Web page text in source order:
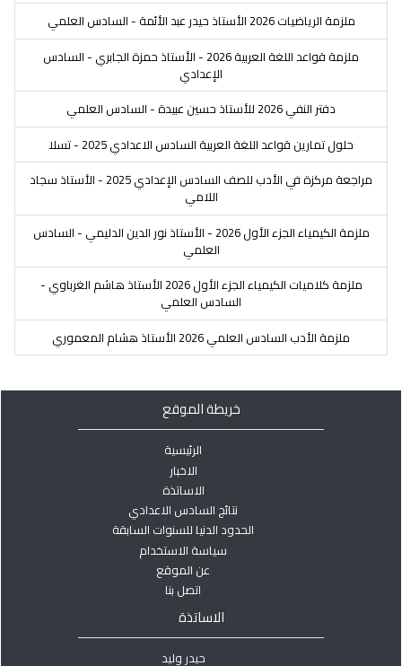
ملزمة الرياضيات 2026 الأستاذ حيدر عبد الأئمة - السادس العلمي
ملزمة قواعد اللغة العربية 2026 - الأستاذ حمزة الجابري - السادس
الإعدادي
دفتر النفي 2026 للأستاذ حسين عبيدة - السادس العلمي
حلول تمارين قواعد اللغة العربية السادس الاعدادي 2025 - تسلا
مراجعة مركزة في الأدب للصف السادس الإعدادي 2025 - الأستاذ سجاد
اللامي
ملزمة الكيمياء الجزء الأول 2026 - الأستاذ نور الدين الدليمي - السادس
العلمي
ملزمة كلاميات الكيمياء الجزء الأول 2026 الأستاذ هاشم الغرباوي -
السادس العلمي
ملزمة الأدب السادس العلمي 2026 الأستاذ هشام المعموري
خريطة الموقع
الرئيسية
الاخبار
الاساتذة
نتائج السادس الاعدادي
الحدود الدنيا للسنوات السابقة
سياسة الاستخدام
عن الموقع
اتصل بنا
الاساتذة
حيدر وليد